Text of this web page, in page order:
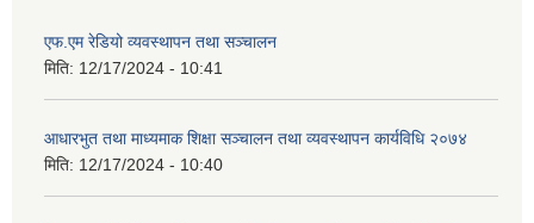
एफ.एम रेडियो व्यवस्थापन तथा सञ्चालन
मिति: 12/17/2024 - 10:41
आधारभुत तथा माध्यमाक शिक्षा सञ्चालन तथा व्यवस्थापन कार्यविधि २०७४
मिति: 12/17/2024 - 10:40